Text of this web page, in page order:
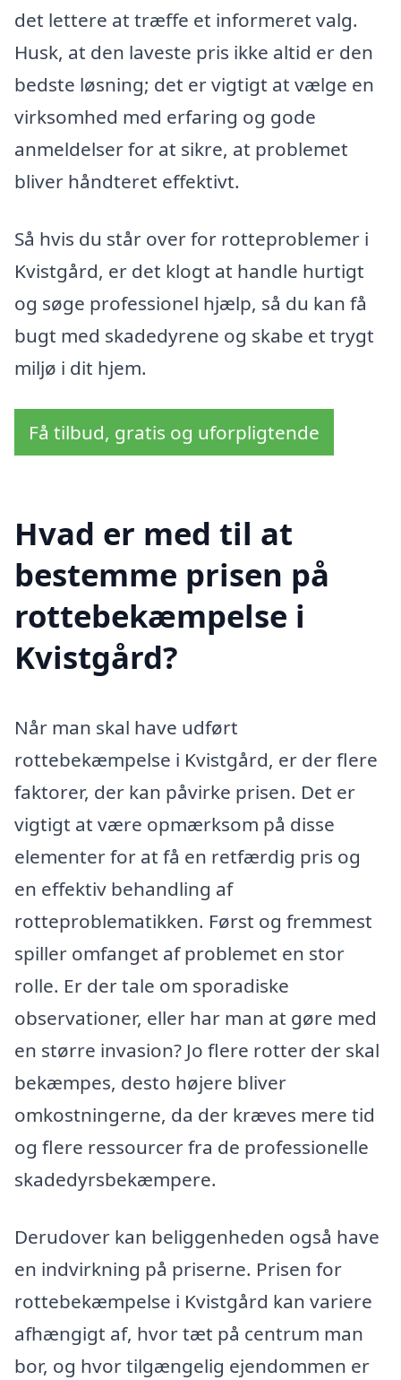
det lettere at træffe et informeret valg.
Husk, at den laveste pris ikke altid er den
bedste løsning; det er vigtigt at vælge en
virksomhed med erfaring og gode
anmeldelser for at sikre, at problemet
bliver håndteret effektivt.
Så hvis du står over for rotteproblemer i
Kvistgård, er det klogt at handle hurtigt
og søge professionel hjælp, så du kan få
bugt med skadedyrene og skabe et trygt
miljø i dit hjem.
Få tilbud, gratis og uforpligtende
Hvad er med til at
bestemme prisen på
rottebekæmpelse i
Kvistgård?
Når man skal have udført
rottebekæmpelse i Kvistgård, er der flere
faktorer, der kan påvirke prisen. Det er
vigtigt at være opmærksom på disse
elementer for at få en retfærdig pris og
en effektiv behandling af
rotteproblematikken. Først og fremmest
spiller omfanget af problemet en stor
rolle. Er der tale om sporadiske
observationer, eller har man at gøre med
en større invasion? Jo flere rotter der skal
bekæmpes, desto højere bliver
omkostningerne, da der kræves mere tid
og flere ressourcer fra de professionelle
skadedyrsbekæmpere.
Derudover kan beliggenheden også have
en indvirkning på priserne. Prisen for
rottebekæmpelse i Kvistgård kan variere
afhængigt af, hvor tæt på centrum man
bor, og hvor tilgængelig ejendommen er